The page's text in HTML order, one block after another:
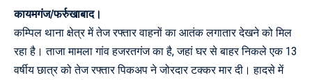
कायमगंज/फर्रुखाबाद।
कम्पिल थाना क्षेत्र में तेज रफ्तार वाहनों का आतंक लगातार देखने को मिल
रहा है। ताजा मामला गांव हजरतगंज का है, जहां घर से बाहर निकले एक 13
वर्षीय छात्र को तेज रफ्तार पिकअप ने जोरदार टक्कर मार दी। हादसे में